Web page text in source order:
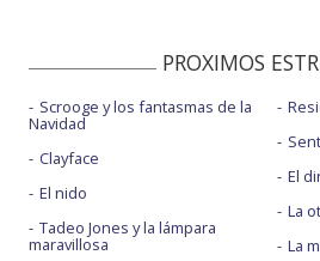
PROXIMOS
Scrooge y los fantasmas de la
Navidad
Clayface
El nido
Tadeo Jones y la lámpara
maravillosa
El
La
La